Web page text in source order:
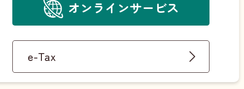
オンラインサービス
e-Tax